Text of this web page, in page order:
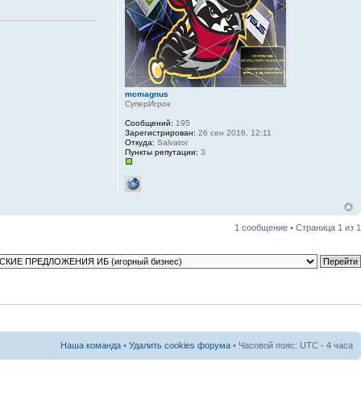
mcmagnus
СуперИгрок
Сообщений: 195
Зарегистрирован: 26 сен 2016, 12:11
Откуда: Salvator
Пункты репутации: 3
1 сообщение • Страница 1 из 1
Наша команда • Удалить cookies форума • Часовой пояс: UTC - 4 часа